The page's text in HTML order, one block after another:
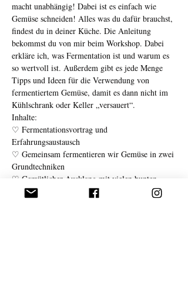
macht unabhängig! Dabei ist es einfach wie
Gemüse schneiden! Alles was du dafür brauchst,
findest du in deiner Küche. Die Anleitung
bekommst du von mir beim Workshop. Dabei
erkläre ich, was Fermentation ist und warum es
so wertvoll ist. Außerdem gibt es jede Menge
Tipps und Ideen für die Verwendung von
fermentiertem Gemüse, damit es dann nicht im
Kühlschrank oder Keller „versauert“.
Inhalte:
♡ Fermentationsvortrag und
Erfahrungsaustausch
♡ Gemeinsam fermentieren wir Gemüse in zwei
Grundtechniken
♡ Gemütlicher Ausklang mit vielen bunten
fermentierten Kostproben und Ideen für die